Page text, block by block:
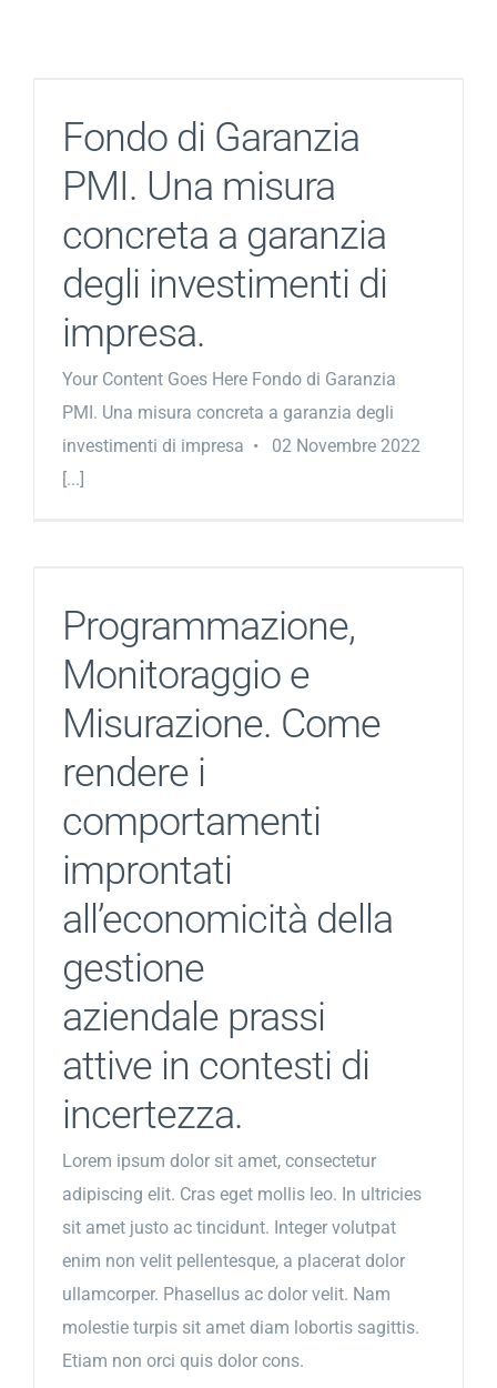
Fondo di Garanzia
PMI. Una misura
concreta a garanzia
degli investimenti di
impresa.
Your Content Goes Here Fondo di Garanzia
PMI. Una misura concreta a garanzia degli
investimenti di impresa • 02 Novembre 2022
[...]
Programmazione,
Monitoraggio e
Misurazione. Come
rendere i
comportamenti
improntati
all’economicità della
gestione
aziendale prassi
attive in contesti di
incertezza.
Lorem ipsum dolor sit amet, consectetur
adipiscing elit. Cras eget mollis leo. In ultricies
sit amet justo ac tincidunt. Integer volutpat
enim non velit pellentesque, a placerat dolor
ullamcorper. Phasellus ac dolor velit. Nam
molestie turpis sit amet diam lobortis sagittis.
Etiam non orci quis dolor cons.